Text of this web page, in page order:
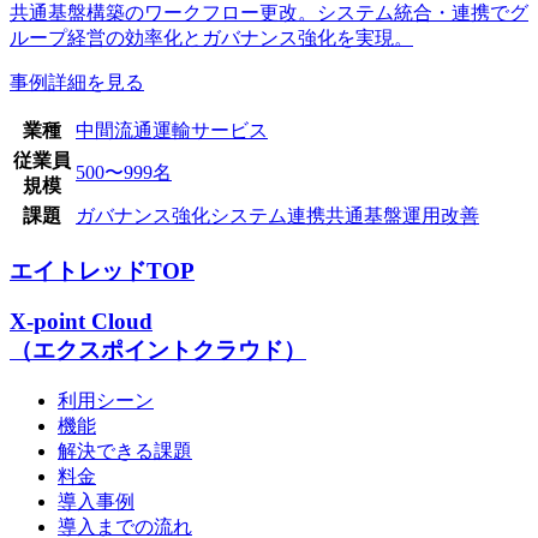
共通基盤構築のワークフロー更改。システム統合・連携でグ
ループ経営の効率化とガバナンス強化を実現。
事例詳細を見る
業種 中間流通運輸サービス
従業員
規模
500〜999名
課題 ガバナンス強化システム連携共通基盤運用改善
エイトレッドTOP
X-point Cloud
（エクスポイントクラウド）
利用シーン
機能
解決できる課題
料金
導入事例
導入までの流れ